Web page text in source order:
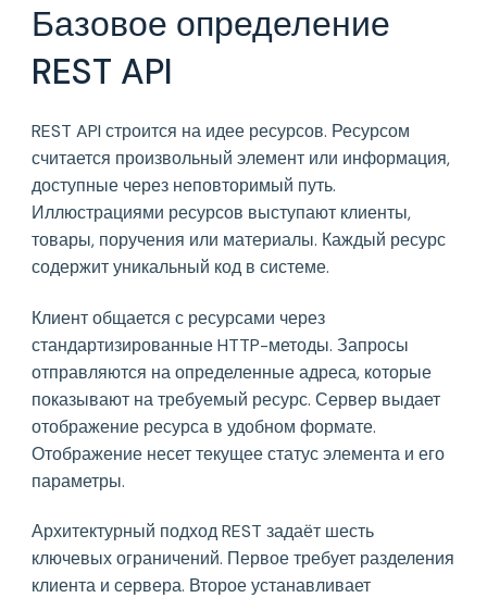
Базовое определение
REST API
REST API строится на идее ресурсов. Ресурсом
считается произвольный элемент или информация,
доступные через неповторимый путь.
Иллюстрациями ресурсов выступают клиенты,
товары, поручения или материалы. Каждый ресурс
содержит уникальный код в системе.
Клиент общается с ресурсами через
стандартизированные HTTP-методы. Запросы
отправляются на определенные адреса, которые
показывают на требуемый ресурс. Сервер выдает
отображение ресурса в удобном формате.
Отображение несет текущее статус элемента и его
параметры.
Архитектурный подход REST задаёт шесть
ключевых ограничений. Первое требует разделения
клиента и сервера. Второе устанавливает